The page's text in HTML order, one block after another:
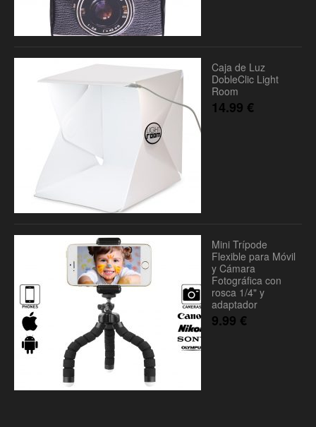
Caja de Luz
DobleClic Light
Room
14.99 €
Mini Trípode
Flexible para Móvil
y Cámara
Fotográfica con
rosca 1/4" y
adaptador
9.99 €